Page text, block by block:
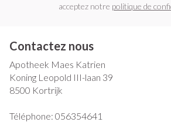
acceptez notre politique de
Contactez nous
Apotheek Maes Katrien
Koning Leopold III-laan 39
8500 Kortrijk
Téléphone: 056354641